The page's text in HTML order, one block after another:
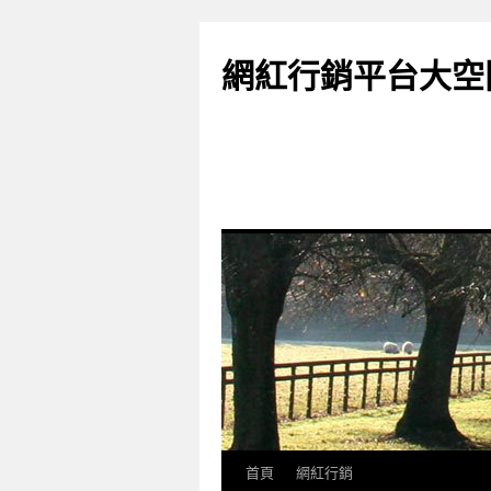
網紅行銷平台大
首頁 網紅行銷